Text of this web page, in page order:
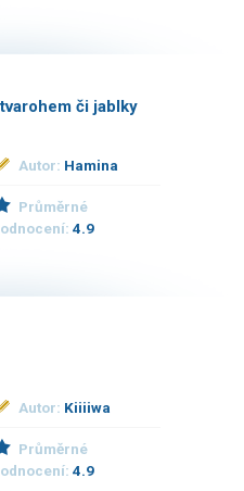
či jablky
Autor: Hamina
Průměrné
4.9
Autor: Kiiiiwa
Průměrné
4.9